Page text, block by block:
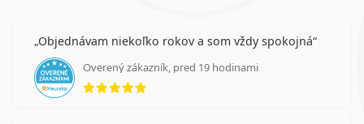
Objednávam niekoľko rokov a som vždy spokojná
Overený zákazník, pred 19 hodinami
hodnotenie 5 z 5